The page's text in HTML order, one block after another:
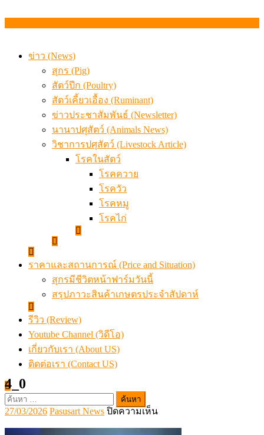
ข่าว (News)
สุกร (Pig)
สัตว์ปีก (Poultry)
สัตว์เคี้ยวเอื้อง (Ruminant)
ข่าวประชาสัมพันธ์ (Newsletter)
นานาปศุสัตว์ (Animals News)
วิชาการปศุสัตว์ (Livestock Article)
โรคในสัตว์
โรคควาย
โรควัว
โรคหมู
โรคไก่
ราคาและสถานการณ์ (Price and Situation)
สุกรมีชีวิตหน้าฟาร์มวันนี้
สรุปภาวะสินค้าเกษตรประจำสัปดาห์
รีวิว (Review)
Youtube Channel (วิดีโอ)
เกี่ยวกับเรา (About US)
ติดต่อเรา (Contact US)
ค้นหา
สำหรับ:
4_0
Posted
on
27/03/2026Author
Pasusart News ปิดความเห็นบน